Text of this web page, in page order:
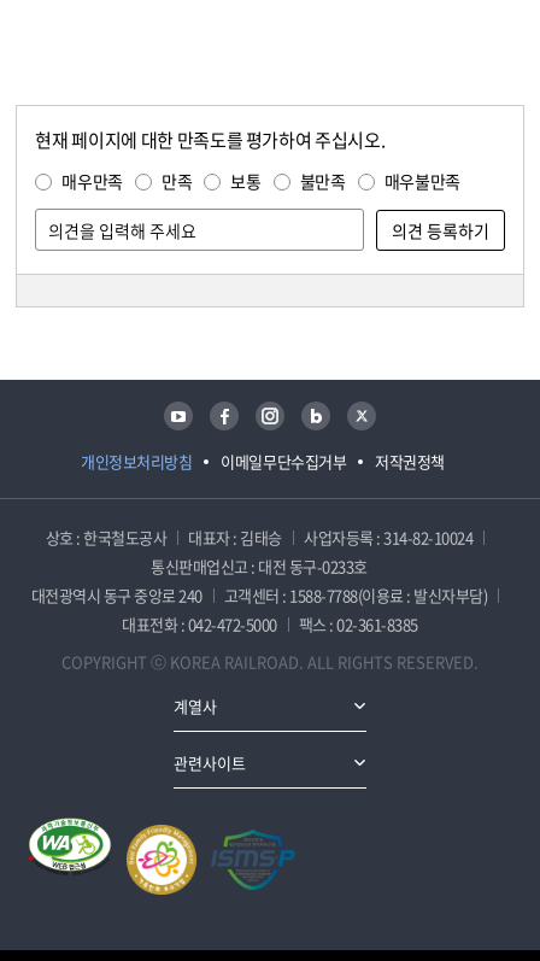
현재 페이지에 대한 만족도를 평가하여 주십시오.
매우만족 만족 보통 불만족 매우불만족
개인정보처리방침 이메일무단수집거부 저작권정책
유튜브 페이스북 인스타그램 블로그 트위터
상호 : 한국철도공사 대표자 : 김태승
사업자등록 : 314-82-10024
통신판매업신고 : 대전 동구-0233호
대전광역시 동구 중앙로 240
고객센터 : 1588-7788(이용료 : 발신자부담)
대표전화 : 042-472-5000
팩스 : 02-361-8385
COPYRIGHT ⓒ KOREA RAILROAD. ALL RIGHTS RESERVED.
계열사
관련사이트